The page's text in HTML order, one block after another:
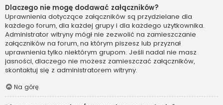
Dlaczego nie mogę dodawać załączników?
Uprawnienia dotyczące załączników są przydzielane dla
każdego forum, dla każdej grupy i dla każdego użytkownika.
Administrator witryny mógł nie zezwolić na zamieszczanie
załączników na forum, na którym piszesz lub przyznał
uprawnienia tylko niektórym grupom. Jeśli nadal nie masz
jasności, dlaczego nie możesz zamieszczać załączników,
skontaktuj się z administratorem witryny.
Na górę